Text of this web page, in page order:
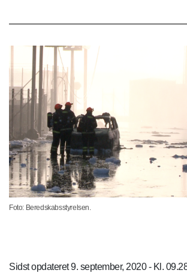
Foto: Beredskabsstyrelsen.
Sidst opdateret 9. september, 2020 - Kl.